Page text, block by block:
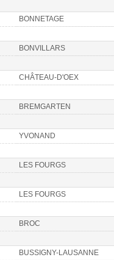
BONNETAGE
BONVILLARS
CHÂTEAU-D'OEX
BREMGARTEN
YVONAND
LES FOURGS
LES FOURGS
BROC
BUSSIGNY-LAUSANNE